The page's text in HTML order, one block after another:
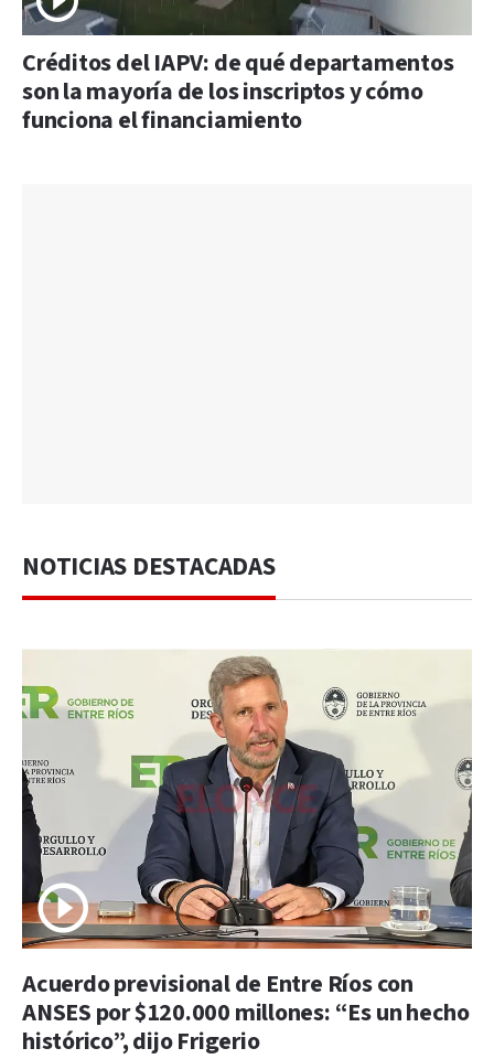
Créditos del IAPV: de qué departamentos
son la mayoría de los inscriptos y cómo
funciona el financiamiento
NOTICIAS DESTACADAS
Acuerdo previsional de Entre Ríos con
ANSES por $120.000 millones: “Es un hecho
histórico”, dijo Frigerio